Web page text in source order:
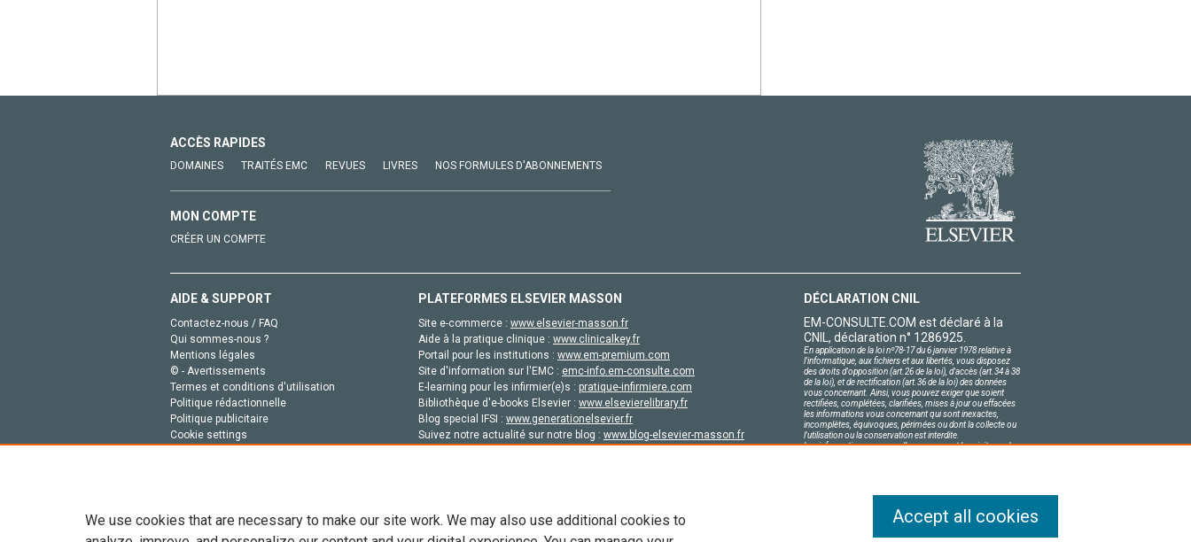
ACCÈS RAPIDES
DOMAINES TRAITÉS EMC REVUES LIVRES NOS FORMULES D'ABONNEMENTS
MON COMPTE
CRÉER UN COMPTE
AIDE & SUPPORT
Contactez-nous / FAQ
Qui sommes-nous ?
Mentions légales
© - Avertissements
Termes et conditions d'utilisation
Politique rédactionnelle
Politique publicitaire
Cookie settings
PLATEFORMES ELSEVIER MASSON
Site e-commerce : www.elsevier-masson.fr
Aide à la pratique clinique : www.clinicalkey.fr
Portail pour les institutions : www.em-premium.com
Site d'information sur l'EMC : emc-info.em-consulte.com
E-learning pour les infirmier(e)s : pratique-infirmiere.com
Bibliothèque d'e-books Elsevier : www.elsevierelibrary.fr
Blog special IFSI : www.generationelsevier.fr
Suivez notre actualité sur notre blog : www.blog-elsevier-masson.fr
DÉCLARATION CNIL
EM-CONSULTE.COM est déclaré à la
CNIL, déclaration n° 1286925.
En application de la loi nº78-17 du 6 janvier 1978 relative à
l'informatique, aux fichiers et aux libertés, vous disposez
des droits d'opposition (art.26 de la loi), d'accès (art.34 à 38
de la loi), et de rectification (art.36 de la loi) des données
vous concernant. Ainsi, vous pouvez exiger que soient
rectifiées, complétées, clarifiées, mises à jour ou effacées
les informations vous concernant qui sont inexactes,
incomplètes, équivoques, périmées ou dont la collecte ou
l'utilisation ou la conservation est interdite.
Les informations personnelles concernant les visiteurs de
We use cookies that are necessary to make our site work. We may also use additional cookies to
Accept all cookies